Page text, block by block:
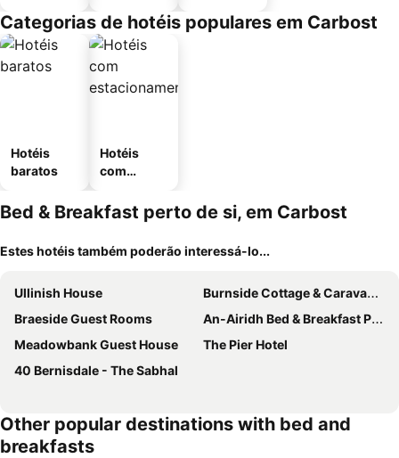
Categorias de hotéis populares em Carbost
Hotéis
baratos
Hotéis
com
mento
Bed & Breakfast perto de si, em Carbost
Estes hotéis também poderão interessá-lo...
Ullinish House
Burnside Cottage & Caravan Woodend
Braeside Guest Rooms
An-Airidh Bed & Breakfast Portree
Meadowbank Guest House
The Pier Hotel
40 Bernisdale - The Sabhal
Other popular destinations with bed and
breakfasts